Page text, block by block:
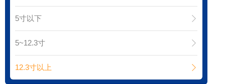
5寸以下
5~12.3寸
12.3寸以上